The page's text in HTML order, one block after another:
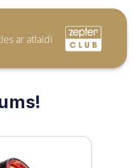
ar atlaidi